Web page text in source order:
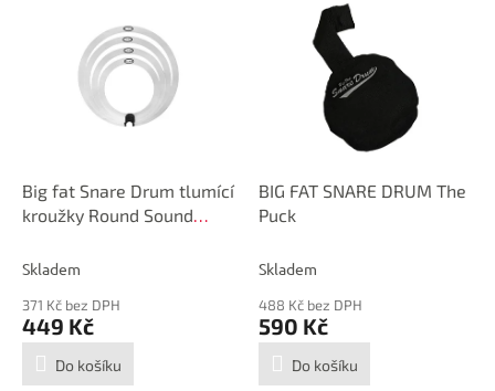
Big fat Snare Drum tlumící
kroužky Round Sound
Skladem
371 Kč bez DPH
449 Kč
Do košíku
BIG FAT SNARE DRUM The
Puck
Skladem
488 Kč bez DPH
590 Kč
Do košíku